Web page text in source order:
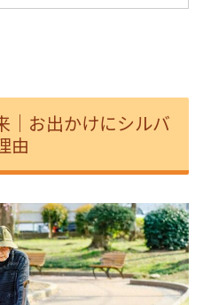
｜お出かけにシルバ
由